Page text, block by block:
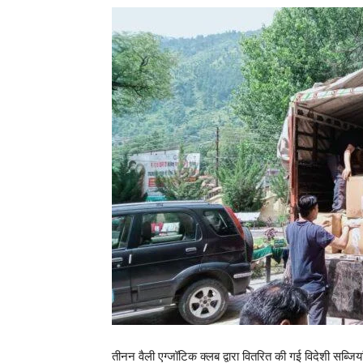
तीनन वैली एग्जॉटिक क्लब द्वारा वितरित की गई विदेशी